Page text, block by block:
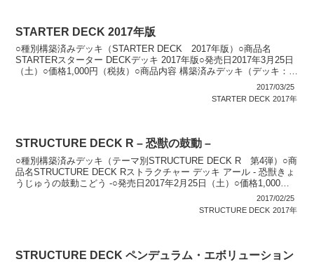
STARTER DECK 2017年版
○種別構築済みデッキ（STARTER DECK 2017年版）○商品名
STARTERスターター DECKデッキ 2017年版○発売日2017年3月25日
（土）○価格1,000円（税抜）○商品内容 構築済みデッキ（デッキ：
2017/03/25
STARTER DECK 2017年
STRUCTURE DECK R – 恐獣の鼓動 –
○種別構築済みデッキ（テーマ別STRUCTURE DECK R 第4弾）○商
品名STRUCTURE DECK Rストラクチャー デッキ アール - 恐獣きょ
うじゅうの鼓動こどう -○発売日2017年2月25日（土）○価格1,000円
2017/02/25
STRUCTURE DECK 2017年
STRUCTURE DECK ペンデュラム・エボリューション